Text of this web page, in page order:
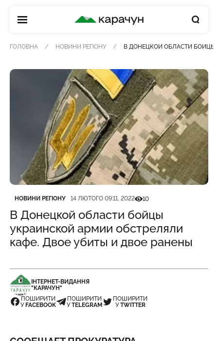
КАРАЧУН
ГОЛОВНА НОВИНИ РЕГІОНУ В ДОНЕЦКОЙ ОБЛАСТИ БОЙЦЫ
Категорія
НОВИНИ РЕГІОНУ
Дата публікації 14 ЛЮТОГО 09:11, 2022Кількість переглядів
10
В Донецкой области бойцы
украинской армии обстреляли
кафе. Двое убиты и двое ранены
ІНТЕРНЕТ-ВИДАННЯ
"КАРАЧУН"
ПОШИРИТИ
У FACEBOOK
ПОШИРИТИ
УTELEGRAM
ПОШИРИТИ
УTWITTER